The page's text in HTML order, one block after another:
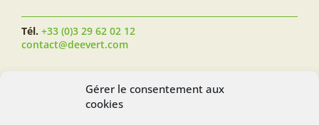
Gérer le consentement aux
cookies
Tél. +33 (0)3 29 62 02 12
contact@deevert.com
SUIVEZ-NOUS...